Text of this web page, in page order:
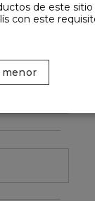
de este
con este